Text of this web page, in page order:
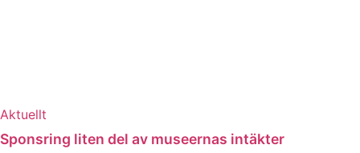
Aktuellt
Sponsring liten del av museernas intäkter